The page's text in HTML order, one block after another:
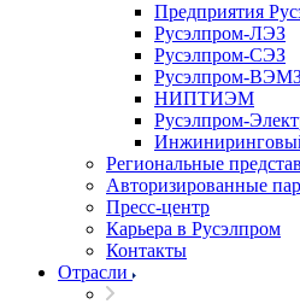
Предприятия
Русэлпром-ЛЭЗ
Русэлпром-СЭЗ
Русэлпром-
НИПТИЭМ
Русэлпром-
Региональные
Авторизированные
Пресс-центр
Карьера в Русэлпром
Контакты
Отрасли